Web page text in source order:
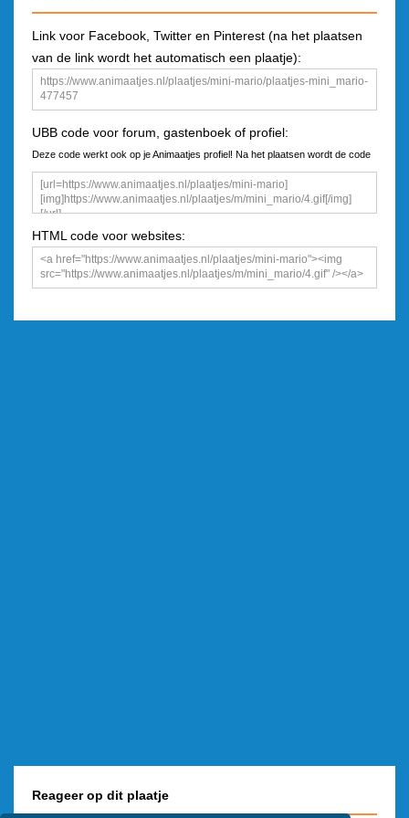
Link voor Facebook, Twitter en Pinterest (na het plaatsen
van de link wordt het automatisch een plaatje):
UBB code voor forum, gastenboek of profiel:
Deze code werkt ook op je Animaatjes profiel! Na het plaatsen wordt de code
een plaatje
HTML code voor websites:
Reageer op dit plaatje